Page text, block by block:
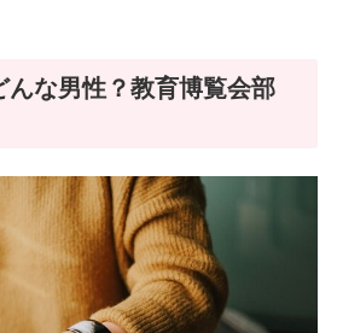
んな男性？教育博覧会部